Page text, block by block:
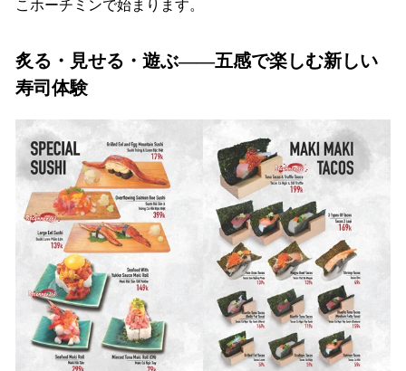
こホーチミンで始まります。
炙る・見せる・遊ぶ――五感で楽しむ新しい
寿司体験